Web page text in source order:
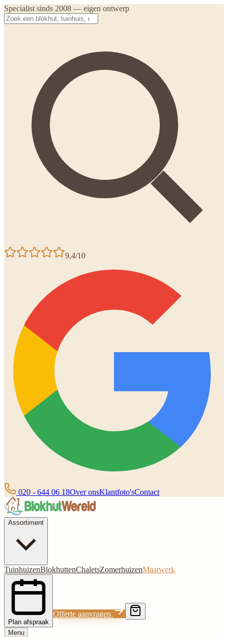
Specialist sinds 2008 — eigen ontwerp
9,4/10
020 - 644 06 18Over onsKlantfoto'sContact
Assortiment
TuinhuizenBlokhuttenChaletsZomerhuizenMaatwerk
Plan afspraak
Offerte aanvragen
Menu